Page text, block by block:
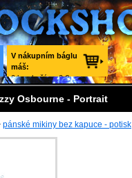
V nákupním báglu
máš:
0 ks zboží za 0 €
vč. DPH.
Osbourne - Portrait
pánské mikiny bez kapuce - potisk